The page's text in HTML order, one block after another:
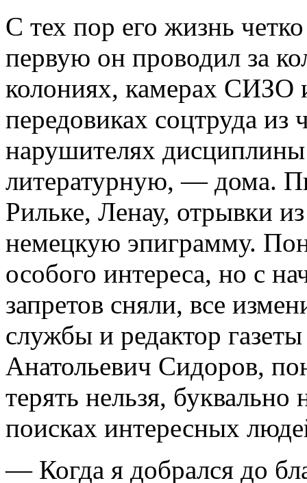
С тех пор его жизнь
первую он проводил за
колониях, камерах
передовиках соцтруда из
нарушителях
литературную, — дома.
Рильке, Ленау, отрывки
немецкую эпиграмму.
особого интереса, но с
запретов сняли, все
службы и редактор
Анатольевич Сидоров,
терять нельзя,
поисках интересных
— Когда я добрался до